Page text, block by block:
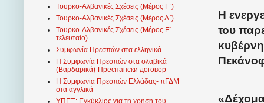
Η
του
Τουρκο-Αλβανικές Σχέσεις (Μέρος Γ΄)
Τουρκο-Αλβανικές Σχέσεις (Μέρος Δ΄)
Τουρκο-Αλβανικές Σχέσεις (Μέρος Ε΄-
τελευταίο)
Συμφωνία Πρεσπών στα ελληνικά
Η Συμφωνία Πρεσπών στα σλαβικά
(Βαρδαρικά)-Преспански договор
Η Συμφωνία Πρεσπών Ελλάδας- πΓΔΜ
στα αγγλικά
ΥΠΕΞ: Εγκύκλιος για τη χρήση του